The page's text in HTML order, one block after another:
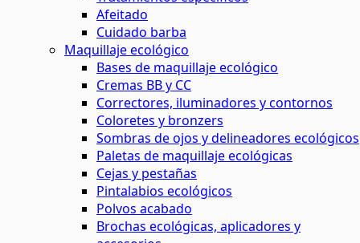
Afeitado
Cuidado barba
Maquillaje ecológico
Bases de maquillaje ecológico
Cremas BB y CC
Correctores, iluminadores y contornos
Coloretes y bronzers
Sombras de ojos y delineadores ecológicos
Paletas de maquillaje ecológicas
Cejas y pestañas
Pintalabios ecológicos
Polvos acabado
Brochas ecológicas, aplicadores y